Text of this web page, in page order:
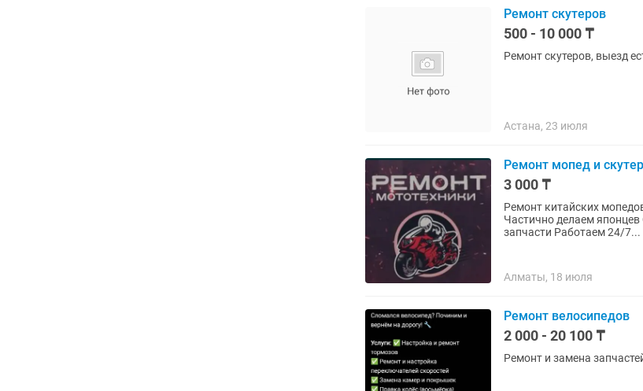
Ремонт скутеров
500 - 10 000 ₸
Ремонт скутеров, выезд
Астана, 23 июля
Ремонт мопед и
3 000 ₸
Ремонт китайских мопедов Более 200 довольных клиентов Есть отзывы о проделанной
Частично делаем
запчасти Работаем 24/7...
Алматы, 18 июля
Ремонт велосипедов
2 000 - 20 100 ₸